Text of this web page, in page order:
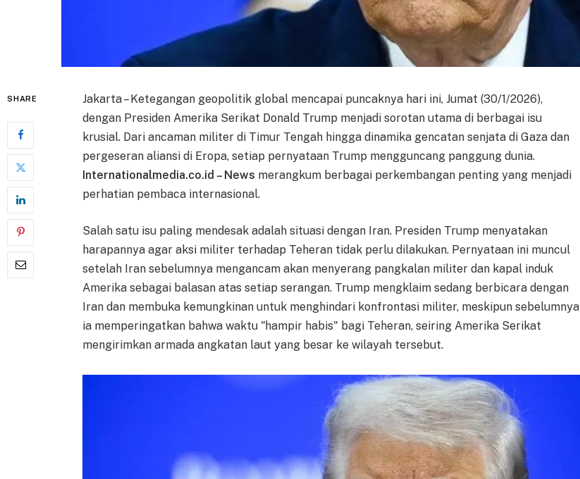
SHARE
Jakarta – Ketegangan geopolitik global mencapai puncaknya hari ini, Jumat (30/1/2026),
dengan Presiden Amerika Serikat Donald Trump menjadi sorotan utama di berbagai isu
krusial. Dari ancaman militer di Timur Tengah hingga dinamika gencatan senjata di Gaza dan
pergeseran aliansi di Eropa, setiap pernyataan Trump mengguncang panggung dunia.
Internationalmedia.co.id – News merangkum berbagai perkembangan penting yang menjadi
perhatian pembaca internasional.
Salah satu isu paling mendesak adalah situasi dengan Iran. Presiden Trump menyatakan
harapannya agar aksi militer terhadap Teheran tidak perlu dilakukan. Pernyataan ini muncul
setelah Iran sebelumnya mengancam akan menyerang pangkalan militer dan kapal induk
Amerika sebagai balasan atas setiap serangan. Trump mengklaim sedang berbicara dengan
Iran dan membuka kemungkinan untuk menghindari konfrontasi militer, meskipun sebelumnya
ia memperingatkan bahwa waktu "hampir habis" bagi Teheran, seiring Amerika Serikat
mengirimkan armada angkatan laut yang besar ke wilayah tersebut.